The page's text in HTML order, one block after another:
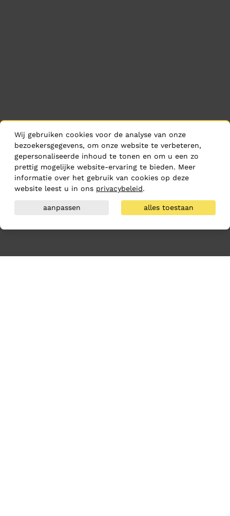
Wij gebruiken cookies voor de analyse van onze
bezoekersgegevens, om onze website te verbeteren,
gepersonaliseerde inhoud te tonen en om u een zo
prettig mogelijke website-ervaring te bieden. Meer
informatie over het gebruik van cookies op deze
website leest u in ons privacybeleid.
aanpassen alles toestaan